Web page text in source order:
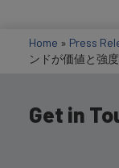
Home » Press
ンドが価値と強
Get in